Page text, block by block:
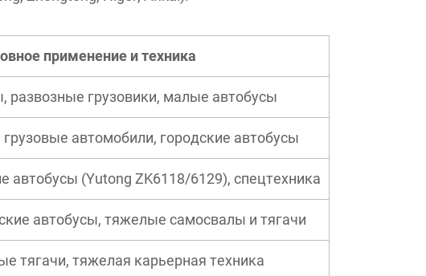
применение и техника
развозные грузовики, малые автобусы
автомобили, городские автобусы
автобусы (Yutong ZK6118/6129), спецтехника
автобусы, тяжелые самосвалы и тягачи
тягачи, тяжелая карьерная техника